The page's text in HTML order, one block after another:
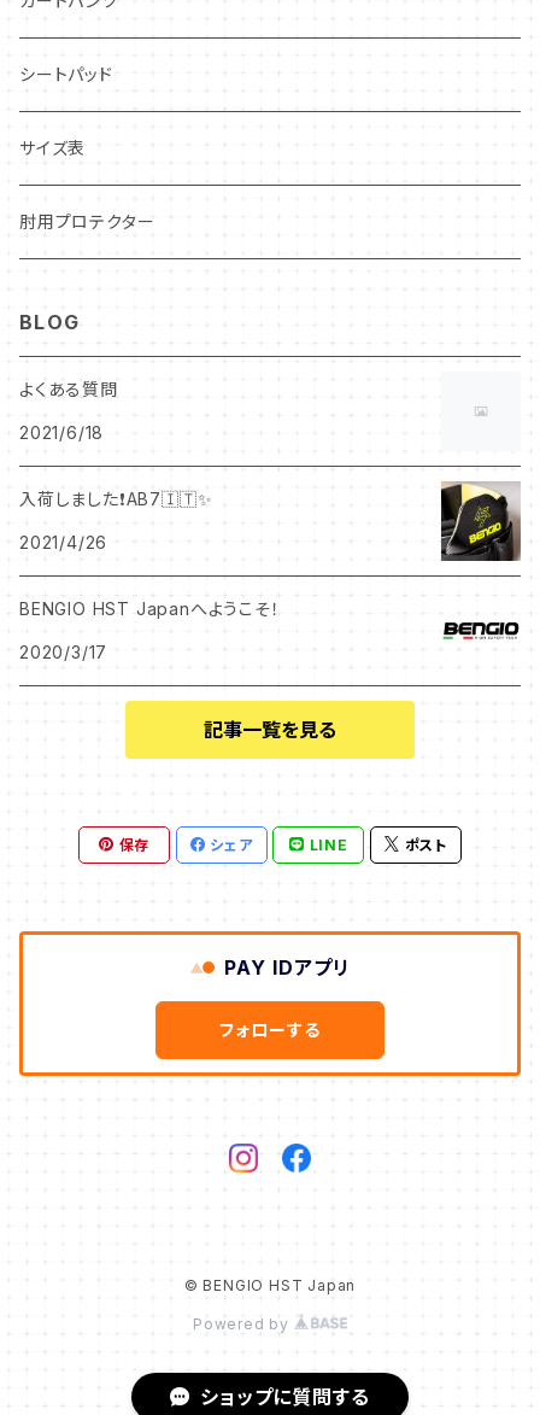
レーシングカート用
CARCON
CARBON LEVLAR
CIK–FIA公認
OUTLET❗️
シートパッド
サイズ表
肘用プロテクター
BLOG
よくある質問
2021/6/18
入荷しました❗️AB7🇮🇹✨
2021/4/26
BENGIO HST Japanへようこそ！
2020/3/17
記事一覧を見る
保存 シェア LINE ポスト
PAY IDアプリ
フォローする
© BENGIO HST Japan
Powered by
ショップに質問する